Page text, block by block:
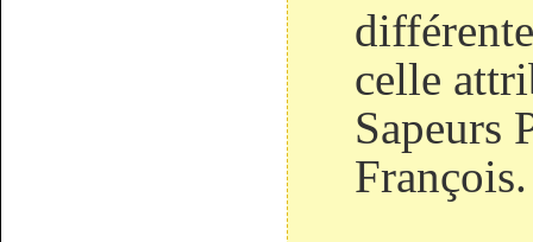
celle
Sapeurs
François.